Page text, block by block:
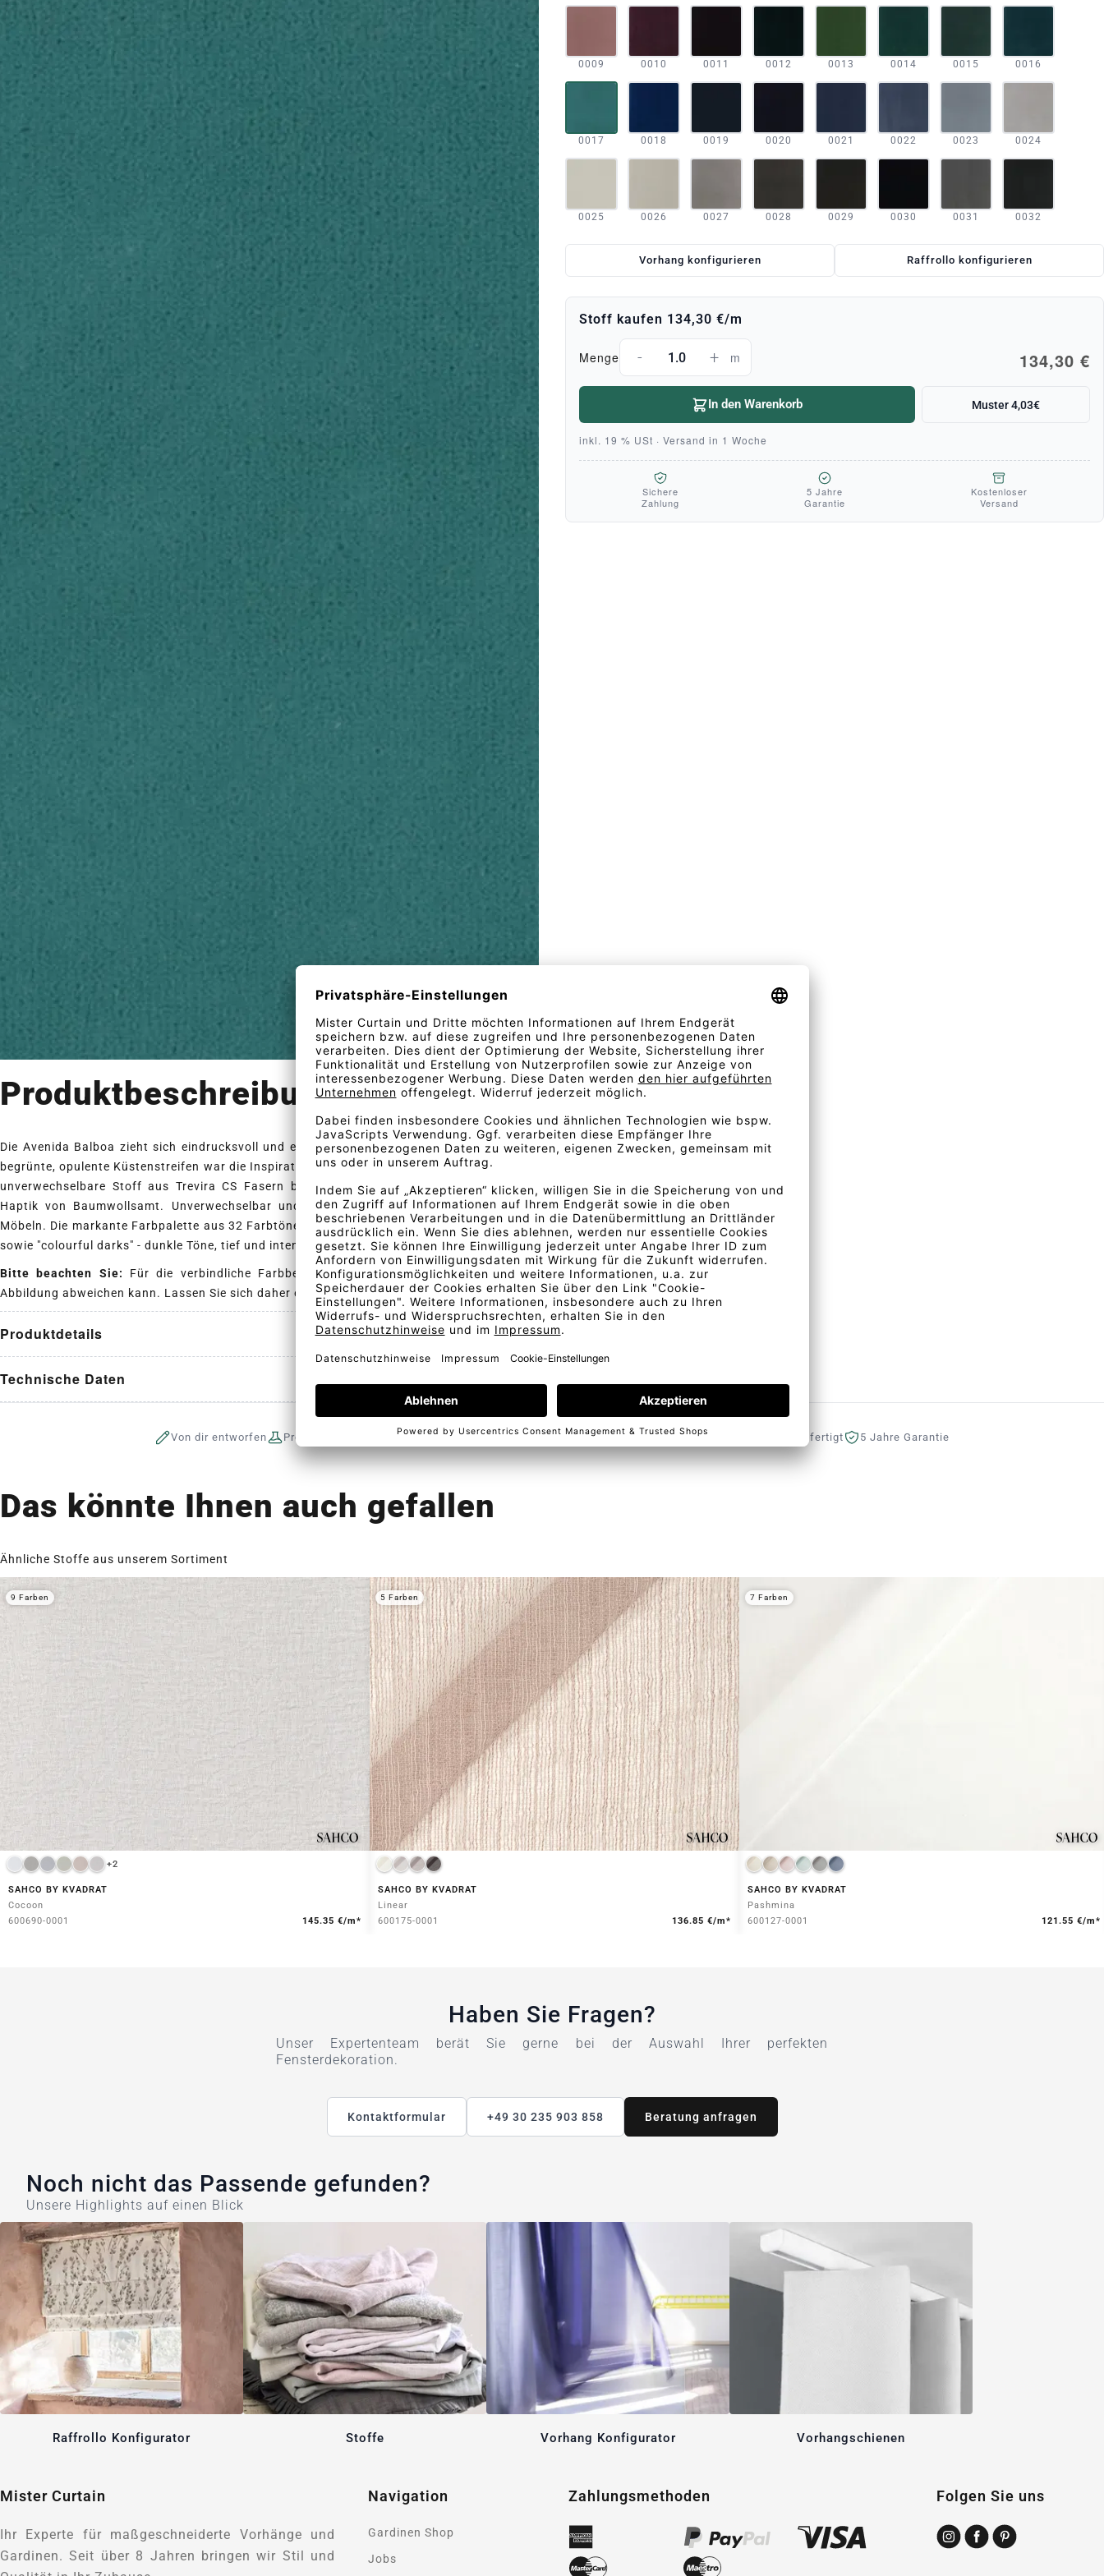
0009 0010 0011 0012 0013 0014 0015 0016
0017 0018 0019 0020 0021 0022 0023 0024
0025 0026 0027 0028 0029 0030 0031 0032
Vorhang konfigurieren Raffrollo konfigurieren
Stoff kaufen 134,30 €/m
Menge - + m 134,30 €
In den Warenkorb Muster 4,03€
inkl. 19 % USt · Versand in 1 Woche
Sichere
Zahlung
5 Jahre
Garantie
Kostenloser
Versand
Produktbeschreibung
Die Avenida Balboa zieht sich eindrucksvoll und elegant am Ufer des Pazifiks entlang. Der
begrünte, opulente Küstenstreifen war die Inspiration für den unifarbenen Samt Balboa. Der
unverwechselbare Stoff aus Trevira CS Fasern besticht durch einen hohen Flor und die
Haptik von Baumwollsamt. Unverwechselbar und natürlich passt er zu jeder Form von
Möbeln. Die markante Farbpalette aus 32 Farbtönen glänzt mit Facetten von Grün und Blau
sowie "colourful darks" - dunkle Töne, tief und intensiv mit einem Hauch von Mystik.
Bitte beachten Sie:
Für die verbindliche Farbbestimmung beachten Sie bitte, dass die
Abbildung abweichen kann. Lassen Sie sich daher ein Stoffmuster zukommen.
Produktdetails
Technische Daten
Von dir entworfen Produktion auf Bestellung Kostenlose Lieferung Telefonische Beratung In Deutschland gefertigt 5 Jahre Garantie
Das könnte Ihnen auch gefallen
Ähnliche Stoffe aus unserem Sortiment
+2
SAHCO BY KVADRAT
Cocoon
600690-0001
145.35 €/m*
9 Farben
SAHCO BY KVADRAT
Linear
600175-0001
136.85 €/m*
5 Farben
SAHCO BY KVADRAT
Pashmina
600127-0001
121.55 €/m*
7 Farben
Haben Sie Fragen?
Unser Expertenteam berät Sie gerne bei der Auswahl Ihrer perfekten
Fensterdekoration.
Kontaktformular +49 30 235 903 858 Beratung anfragen
Noch nicht das Passende gefunden?
Unsere Highlights auf einen Blick
Raffrollo Konfigurator Stoffe Vorhang Konfigurator Vorhangschienen
Mister Curtain
Ihr Experte für maßgeschneiderte Vorhänge und
Gardinen. Seit über 8 Jahren bringen wir Stil und
Navigation
Gardinen Shop
Jobs
Zahlungsmethoden Folgen Sie uns